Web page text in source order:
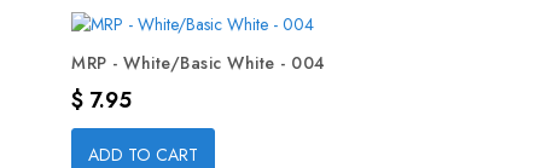
MRP - White/Basic White - 004
Precio
$ 7.95
ADD TO CART